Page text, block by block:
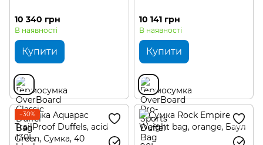
10 340 грн
В наявності
Купити
10 141 грн
В наявності
Купити
−30%